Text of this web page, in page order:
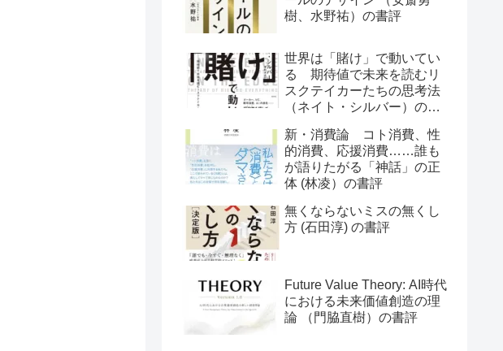
樹、水野祐）の書評
世界は「賭け」で動いてい
る 期待値で未来を読むリ
スクテイカーたちの思考法
（ネイト・シルバー）の書
新・消費論 コト消費、性
的消費、応援消費……誰も
が語りたがる「神話」の正
体 (林凌）の書評
無くならないミスの無くし
方 (石田淳) の書評
Future Value Theory: AI時代
における未来価値創造の理
論 （門脇直樹）の書評